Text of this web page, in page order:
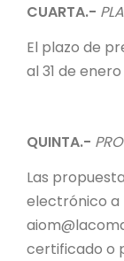
CUARTA.-
El plazo de
al 31 de
QUINTA.-
Las
electrónico a
certificado o